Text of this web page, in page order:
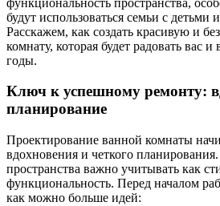
будут использоваться семьи с
Расскажем, как создать красивую и
комнату, которая будет радовать вас
годы.
Ключ к успешному ремонту:
планирование
Проектирование ванной комнаты
вдохновения и четкого
пространства важно учитывать как
функциональность. Перед началом
как можно больше идей: